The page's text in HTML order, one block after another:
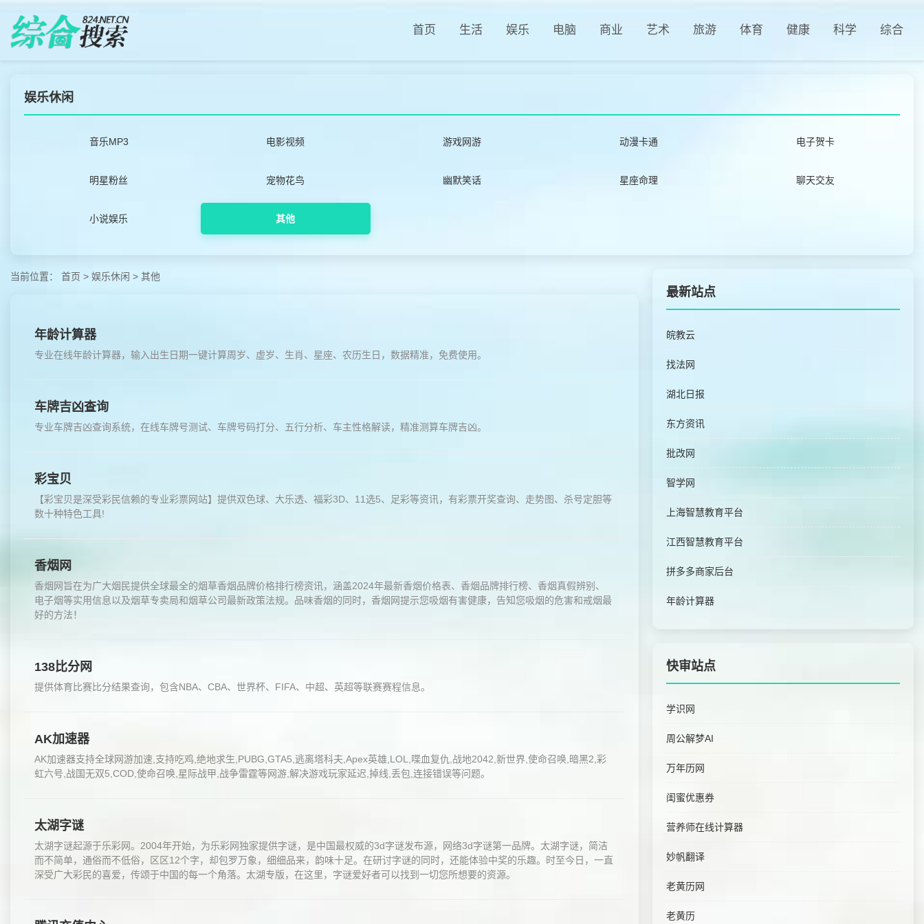
首页 生活 娱乐 电脑 商业 艺术 旅游 体育 健康 科学 综合
娱乐休闲
音乐MP3 电影视频 游戏网游 动漫卡通 电子贺卡
明星粉丝 宠物花鸟 幽默笑话 星座命理 聊天交友
小说娱乐 其他
当前位置： 首页 > 娱乐休闲 > 其他
年龄计算器
专业在线年龄计算器，输入出生日期一键计算周岁、虚岁、生肖、星座、农历生日，数据精准，免费使用。
车牌吉凶查询
专业车牌吉凶查询系统，在线车牌号测试、车牌号码打分、五行分析、车主性格解读，精准测算车牌吉凶。
彩宝贝
【彩宝贝是深受彩民信赖的专业彩票网站】提供双色球、大乐透、福彩3D、11选5、足彩等资讯，有彩票开奖查询、走势图、杀号定胆等
数十种特色工具!
香烟网
香烟网旨在为广大烟民提供全球最全的烟草香烟品牌价格排行榜资讯，涵盖2024年最新香烟价格表、香烟品牌排行榜、香烟真假辨别、
电子烟等实用信息以及烟草专卖局和烟草公司最新政策法规。品味香烟的同时，香烟网提示您吸烟有害健康，告知您吸烟的危害和戒烟最
好的方法！
138比分网
提供体育比赛比分结果查询，包含NBA、CBA、世界杯、FIFA、中超、英超等联赛赛程信息。
AK加速器
AK加速器支持全球网游加速,支持吃鸡,绝地求生,PUBG,GTA5,逃离塔科夫,Apex英雄,LOL,喋血复仇,战地2042,新世界,使命召唤,暗黑2,彩
虹六号,战国无双5,COD,使命召唤,星际战甲,战争雷霆等网游,解决游戏玩家延迟,掉线,丢包,连接错误等问题。
太湖字谜
太湖字谜起源于乐彩网。2004年开始，为乐彩网独家提供字谜，是中国最权威的3d字谜发布源，网络3d字谜第一品牌。太湖字谜，简洁
而不简单，通俗而不低俗，区区12个字，却包罗万象，细细品来，韵味十足。在研讨字谜的同时，还能体验中奖的乐趣。时至今日，一直
深受广大彩民的喜爱，传颂于中国的每一个角落。太湖专版，在这里，字谜爱好者可以找到一切您所想要的资源。
最新站点
皖教云
找法网
湖北日报
东方资讯
批改网
智学网
上海智慧教育平台
江西智慧教育平台
拼多多商家后台
年龄计算器
快审站点
学识网
周公解梦AI
万年历网
闺蜜优惠券
营养师在线计算器
妙帆翻译
老黄历网
老黄历